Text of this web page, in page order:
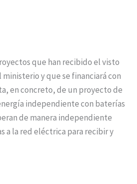
que han recibido el visto
y que se financiará con
en concreto, de un proyecto de
independiente con baterías
de manera independiente
a la red eléctrica para recibir y